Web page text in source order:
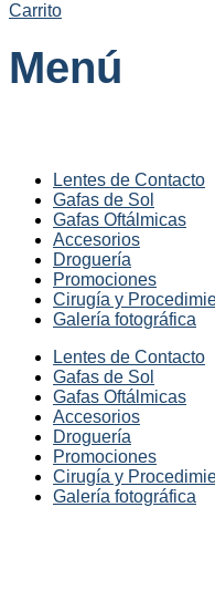
Carrito
Menú
Lentes de Contacto
Gafas de Sol
Gafas Oftálmicas
Accesorios
Droguería
Promociones
Cirugía y
Galería fotográfica
Lentes de Contacto
Gafas de Sol
Gafas Oftálmicas
Accesorios
Droguería
Promociones
Cirugía y
Galería fotográfica